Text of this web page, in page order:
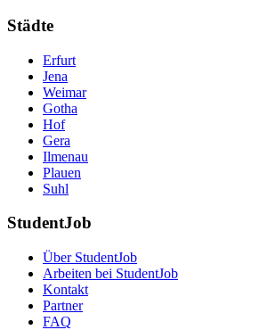
Städte
Erfurt
Jena
Weimar
Gotha
Hof
Gera
Ilmenau
Plauen
Suhl
StudentJob
Über StudentJob
Arbeiten bei StudentJob
Kontakt
Partner
FAQ